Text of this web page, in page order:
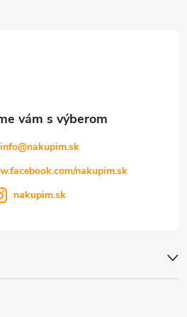
info@nakupim.sk
nakupim.sk
nakupim.sk